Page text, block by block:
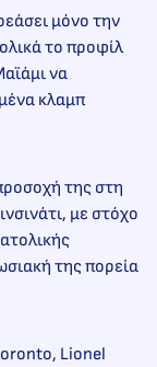
μόνο την
το προφίλ
να
κλαμπ
της στη
με στόχο
της πορεία
Lionel